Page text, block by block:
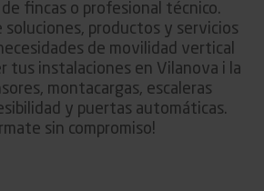
fincas o profesional técnico.
soluciones, productos y servicios
de movilidad vertical
tus instalaciones en Vilanova i la
montacargas, escaleras
y puertas automáticas.
sin compromiso!